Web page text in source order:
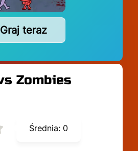
Graj teraz
Zombies
Średnia: 0